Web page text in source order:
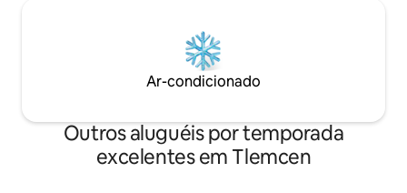
Ar-condicionado
Outros aluguéis por temporada
excelentes em Tlemcen